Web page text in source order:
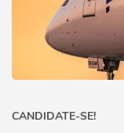
CANDIDATE-SE!